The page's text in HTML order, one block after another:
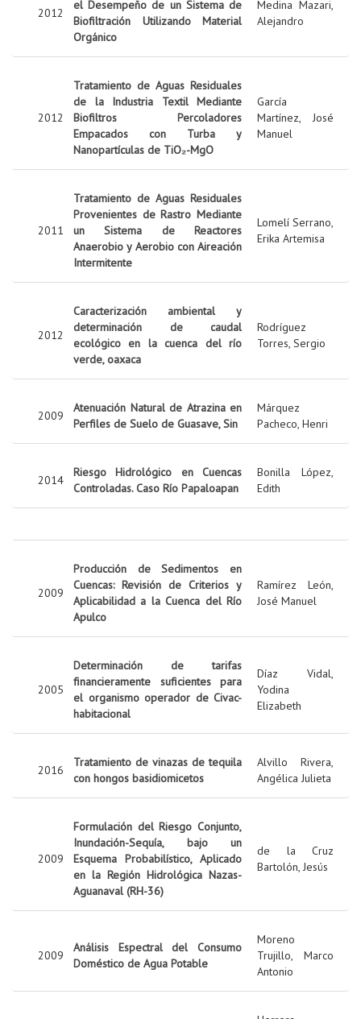
2012
el Desempeño de un Sistema de
Biofiltración Utilizando Material
Orgánico
Medina Mazari,
Alejandro
2012
Tratamiento de Aguas Residuales
de la Industria Textil Mediante
Biofiltros Percoladores
Empacados con Turba y
Nanopartículas de TiO₂-MgO
García
Martínez, José
Manuel
2011
Tratamiento de Aguas Residuales
Provenientes de Rastro Mediante
un Sistema de Reactores
Anaerobio y Aerobio con Aireación
Intermitente
Lomelí Serrano,
Erika Artemisa
2012
Caracterización ambiental y
determinación de caudal
ecológico en la cuenca del río
verde, oaxaca
Rodríguez
Torres, Sergio
2009
Atenuación Natural de Atrazina en
Perfiles de Suelo de Guasave, Sin
Márquez
Pacheco, Henri
2014
Riesgo Hidrológico en Cuencas
Controladas. Caso Río Papaloapan
Bonilla López,
Edith
2009
Producción de Sedimentos en
Cuencas: Revisión de Criterios y
Aplicabilidad a la Cuenca del Río
Apulco
Ramírez León,
José Manuel
2005
Determinación de tarifas
financieramente suficientes para
el organismo operador de Civac-
habitacional
Díaz Vidal,
Yodina
Elizabeth
2016
Tratamiento de vinazas de tequila
con hongos basidiomicetos
Alvillo Rivera,
Angélica Julieta
2009
Formulación del Riesgo Conjunto,
Inundación-Sequía, bajo un
Esquema Probabilístico, Aplicado
en la Región Hidrológica Nazas-
Aguanaval (RH-36)
de la Cruz
Bartolón, Jesús
2009
Análisis Espectral del Consumo
Doméstico de Agua Potable
Moreno
Trujillo, Marco
Antonio